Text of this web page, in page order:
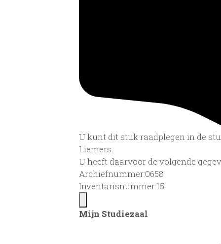
U kunt dit stuk raadplegen in de
Liemers.
U heeft daarvoor de volgende
Archiefnummer:0658
Inventarisnummer:15
Mijn Studiezaal